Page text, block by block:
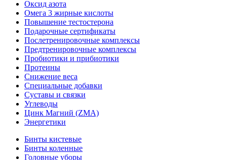
Оксид азота
Омега 3 жирные кислоты
Повышение тестостерона
Подарочные сертификаты
Послетренировочные комплексы
Предтренировочные комплексы
Пробиотики и прибиотики
Протеины
Снижение веса
Специальные добавки
Суставы и связки
Углеводы
Цинк Магний (ZMA)
Энергетики
Бинты кистевые
Бинты коленные
Головные уборы